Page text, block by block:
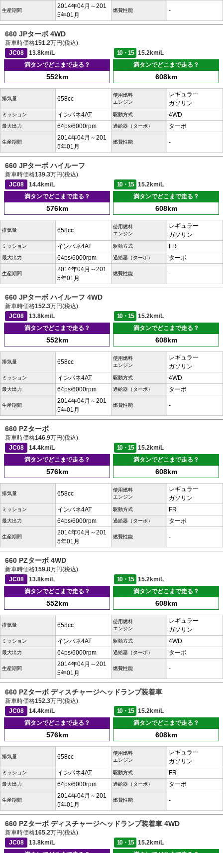
生産期間
2014年04月～201
5年01月
燃費性能 -
660 JPターボ 4WD
新車時価格151.2万円(税込)
JC08
13.8km/L 10・15
15.2km/L
満タンでどこまで走る？
552km
満タンでどこまで走る？
608km
排気量 658cc
使用燃料
エンジン
レギュラー
ガソリン
ミッション インパネ4AT 駆動方式 4WD
最大出力 64ps/6000rpm 過給器（ターボ） ターボ
生産期間
2014年04月～201
5年01月
燃費性能 -
660 JPターボ ハイルーフ
新車時価格139.3万円(税込)
JC08
14.4km/L 10・15
15.2km/L
満タンでどこまで走る？
576km
満タンでどこまで走る？
608km
排気量 658cc
使用燃料
エンジン
レギュラー
ガソリン
ミッション インパネ4AT 駆動方式 FR
最大出力 64ps/6000rpm 過給器（ターボ） ターボ
生産期間
2014年04月～201
5年01月
燃費性能 -
660 JPターボ ハイルーフ 4WD
新車時価格152.3万円(税込)
JC08
13.8km/L 10・15
15.2km/L
満タンでどこまで走る？
552km
満タンでどこまで走る？
608km
排気量 658cc
使用燃料
エンジン
レギュラー
ガソリン
ミッション インパネ4AT 駆動方式 4WD
最大出力 64ps/6000rpm 過給器（ターボ） ターボ
生産期間
2014年04月～201
5年01月
燃費性能 -
660 PZターボ
新車時価格146.9万円(税込)
JC08
14.4km/L 10・15
15.2km/L
満タンでどこまで走る？
576km
満タンでどこまで走る？
608km
排気量 658cc
使用燃料
エンジン
レギュラー
ガソリン
ミッション インパネ4AT 駆動方式 FR
最大出力 64ps/6000rpm 過給器（ターボ） ターボ
生産期間
2014年04月～201
5年01月
燃費性能 -
660 PZターボ 4WD
新車時価格159.8万円(税込)
JC08
13.8km/L 10・15
15.2km/L
満タンでどこまで走る？
552km
満タンでどこまで走る？
608km
排気量 658cc
使用燃料
エンジン
レギュラー
ガソリン
ミッション インパネ4AT 駆動方式 4WD
最大出力 64ps/6000rpm 過給器（ターボ） ターボ
生産期間
2014年04月～201
5年01月
燃費性能 -
660 PZターボ ディスチャージヘッドランプ装着車
新車時価格152.3万円(税込)
JC08
14.4km/L 10・15
15.2km/L
満タンでどこまで走る？
576km
満タンでどこまで走る？
608km
排気量 658cc
使用燃料
エンジン
レギュラー
ガソリン
ミッション インパネ4AT 駆動方式 FR
最大出力 64ps/6000rpm 過給器（ターボ） ターボ
生産期間
2014年04月～201
5年01月
燃費性能 -
660 PZターボ ディスチャージヘッドランプ装着車 4WD
新車時価格165.2万円(税込)
JC08
13.8km/L 10・15
15.2km/L